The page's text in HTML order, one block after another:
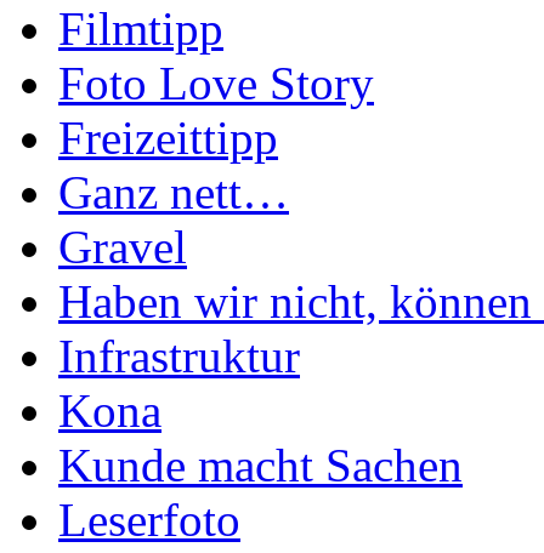
Filmtipp
Foto Love Story
Freizeittipp
Ganz nett…
Gravel
Haben wir nicht,
Infrastruktur
Kona
Kunde macht Sachen
Leserfoto